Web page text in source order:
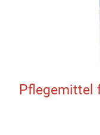
Pflegemittel